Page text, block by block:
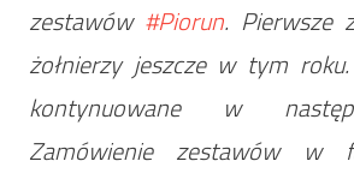
zestawów #Piorun. Pierwsze
żołnierzy jeszcze w tym
kontynuowane w
Zamówienie zestawów w